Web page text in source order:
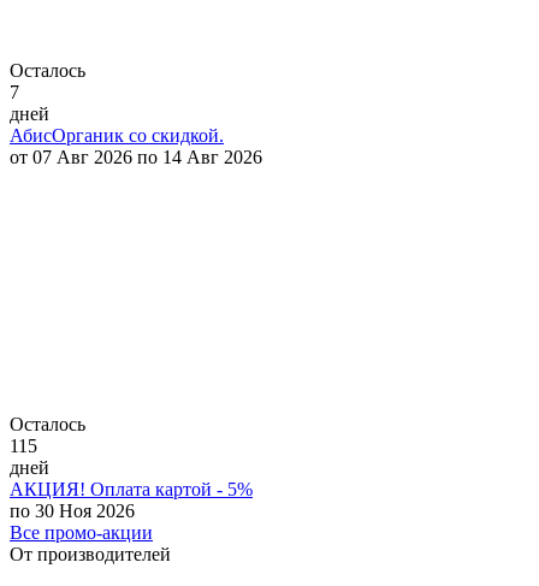
Осталось
7
дней
АбисОрганик со скидкой.
от 07 Авг 2026 по 14 Авг 2026
Осталось
115
дней
АКЦИЯ! Оплата картой - 5%
по 30 Ноя 2026
Все промо-акции
От производителей